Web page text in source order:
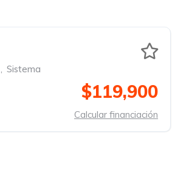
, Sistema
$119,900
Calcular financiación